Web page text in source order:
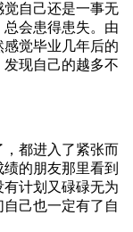
自己还是一事无
会患得患失。由
觉毕业几年后的
现自己的越多不
，都进入了紧张而
的朋友那里看到
计划又碌碌无为
己也一定有了自